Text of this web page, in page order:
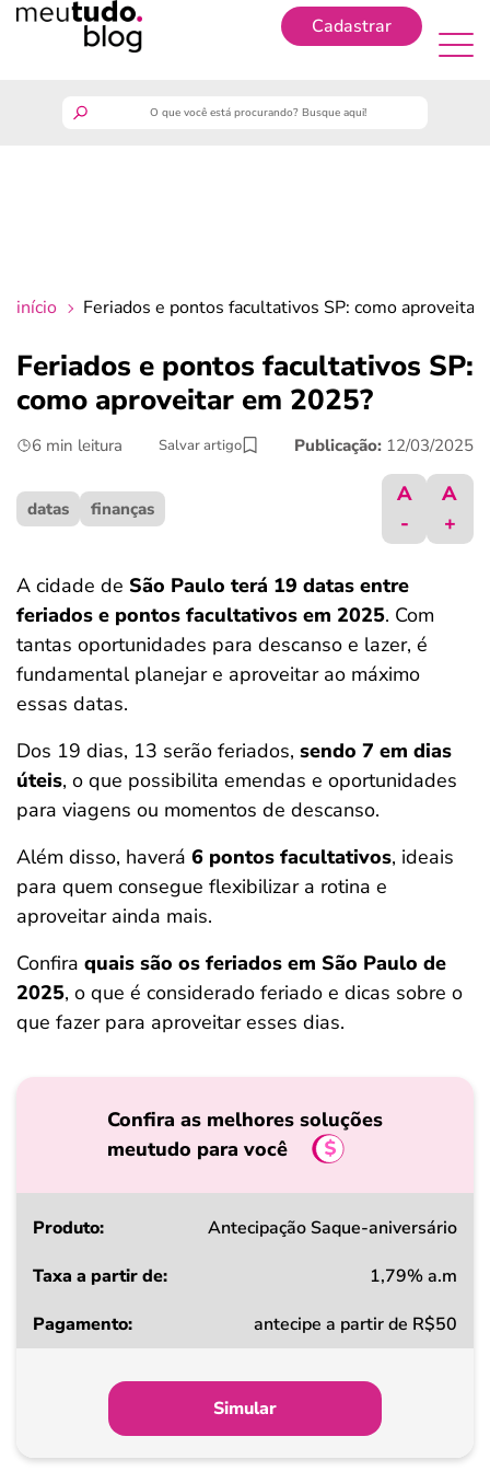
Cadastrar
crédito fácil
últimas notícias
ferramentas
início Feriados e pontos facultativos SP: como aproveitar
Feriados e pontos facultativos SP:
como aproveitar em 2025?
6 min leitura Salvar artigo Publicação: 12/03/2025
datas finanças
A
-
A
+
A cidade de São Paulo terá 19 datas entre
feriados e pontos facultativos em 2025. Com
tantas oportunidades para descanso e lazer, é
fundamental planejar e aproveitar ao máximo
essas datas.
Dos 19 dias, 13 serão feriados, sendo 7 em dias
úteis, o que possibilita emendas e oportunidades
para viagens ou momentos de descanso.
Além disso, haverá 6 pontos facultativos, ideais
para quem consegue flexibilizar a rotina e
aproveitar ainda mais.
Confira quais são os feriados em São Paulo de
2025, o que é considerado feriado e dicas sobre o
que fazer para aproveitar esses dias.
Confira as melhores soluções
meutudo para você
Produto
a
Pagamento
Antecipação Saque-aniversário
1,79% a.m
antecipe a partir de R$50
Simular